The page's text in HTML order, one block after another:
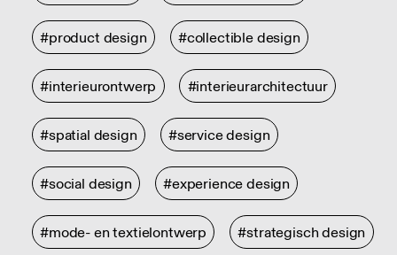
#product design #collectible design
#interieurontwerp #interieurarchitectuur
#spatial design #service design
#social design #experience design
#mode- en textielontwerp #strategisch design